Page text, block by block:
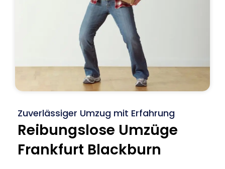
Zuverlässiger Umzug mit Erfahrung
Reibungslose Umzüge
Frankfurt Blackburn